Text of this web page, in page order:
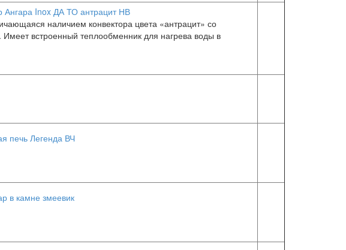
Inox ДА ТО антрацит НВ
наличием конвектора цвета «антрацит» со
встроенный теплообменник для нагрева воды в
печь Легенда ВЧ
в камне змеевик